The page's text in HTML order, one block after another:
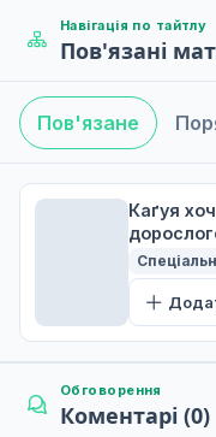
Навігація по тайтлу
Пов'язані
Пов'язане
Каґуя
Обговорення
Коментарі (0)